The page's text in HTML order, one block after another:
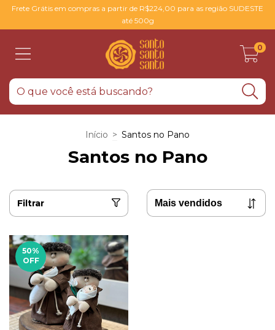
Frete Grátis em compras a partir de R$224,00 para as região SUDESTE
até 500g
0
Início > Santos no Pano
Santos no Pano
Filtrar
50%
OFF